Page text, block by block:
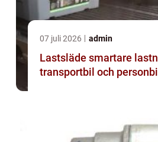
07 juli 2026 admin
Lastsläde smartare lastning i pickup,
transportbil och personbil